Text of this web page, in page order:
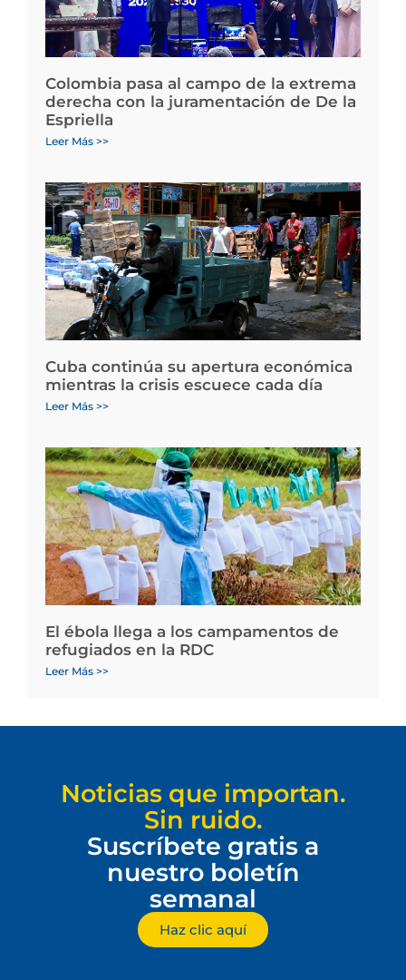
Colombia pasa al campo de la extrema
derecha con la juramentación de De la
Espriella
Leer Más >>
Cuba continúa su apertura económica
mientras la crisis escuece cada día
Leer Más >>
El ébola llega a los campamentos de
refugiados en la RDC
Leer Más >>
Noticias que importan.
Sin ruido.
Suscríbete gratis a
nuestro boletín
semanal
Haz clic aquí